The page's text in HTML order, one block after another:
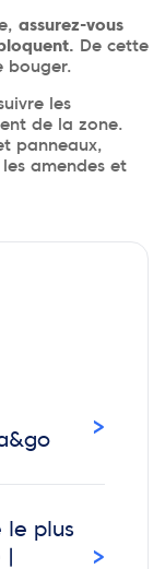
assurez-vous
De cette
bouger.
les
de la zone.
panneaux,
amendes et
›
le plus
|
›